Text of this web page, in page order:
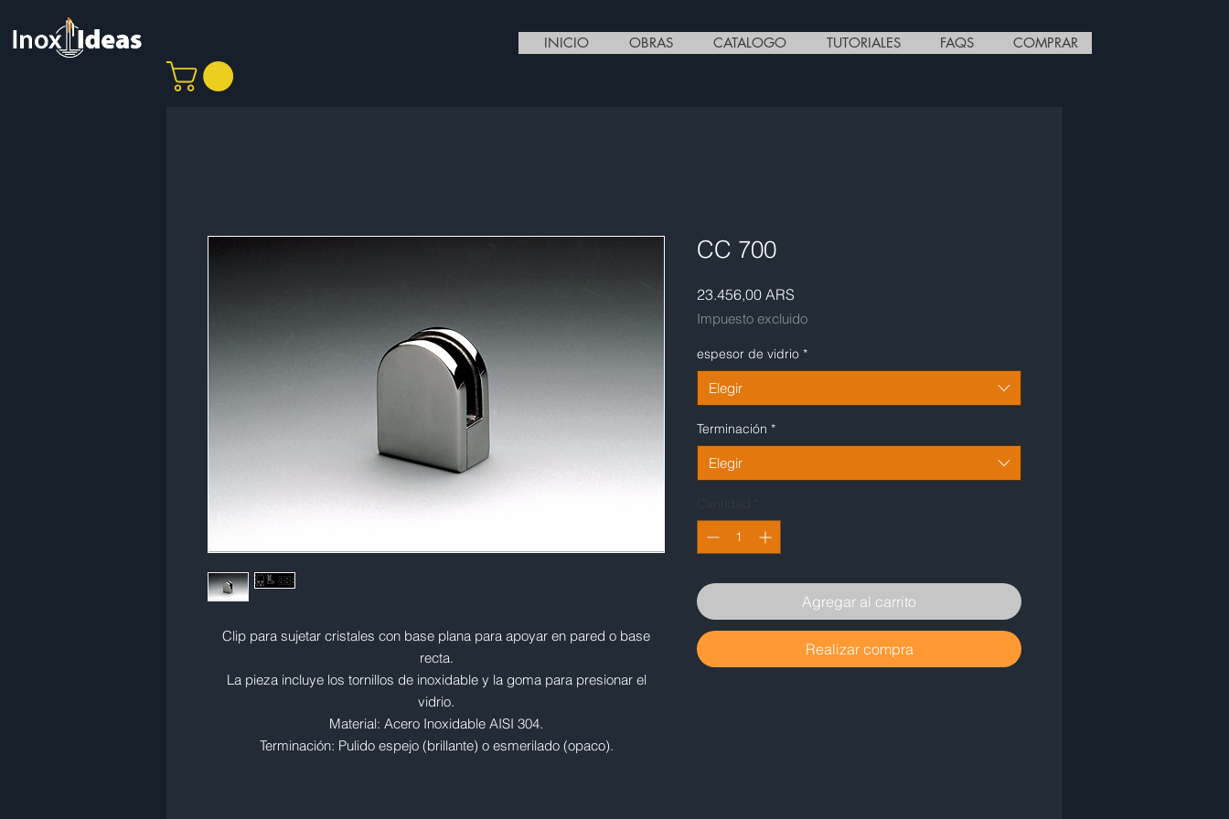
INICIO OBRAS CATALOGO TUTORIALES FAQS COMPRAR
Clip para sujetar cristales con base plana para apoyar en pared o base
recta.
La pieza incluye los tornillos de inoxidable y la goma para presionar el
vidrio.
Material: Acero Inoxidable AISI 304.
Terminación: Pulido espejo (brillante) o esmerilado (opaco).
CC 700
23.456,00 ARS
Impuesto excluido
espesor de vidrio *
Elegir
Terminación *
Elegir
Agregar al carrito
Realizar compra